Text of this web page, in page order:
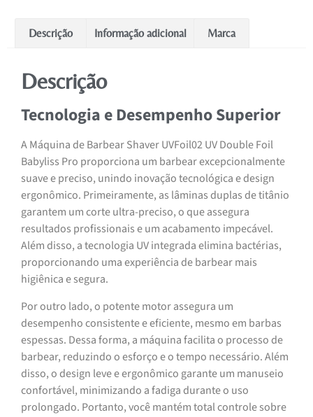
Descrição Informação adicional Marca
Descrição
Tecnologia e Desempenho Superior
A Máquina de Barbear Shaver UVFoil02 UV Double Foil
Babyliss Pro proporciona um barbear excepcionalmente
suave e preciso, unindo inovação tecnológica e design
ergonômico. Primeiramente, as lâminas duplas de titânio
garantem um corte ultra-preciso, o que assegura
resultados profissionais e um acabamento impecável.
Além disso, a tecnologia UV integrada elimina bactérias,
proporcionando uma experiência de barbear mais
higiênica e segura.
Por outro lado, o potente motor assegura um
desempenho consistente e eficiente, mesmo em barbas
espessas. Dessa forma, a máquina facilita o processo de
barbear, reduzindo o esforço e o tempo necessário. Além
disso, o design leve e ergonômico garante um manuseio
confortável, minimizando a fadiga durante o uso
prolongado. Portanto, você mantém total controle sobre